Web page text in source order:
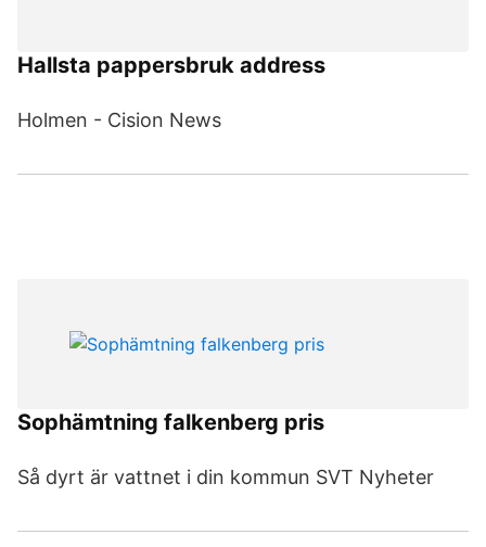
Hallsta pappersbruk address
Holmen - Cision News
Sophämtning falkenberg pris
Så dyrt är vattnet i din kommun SVT Nyheter